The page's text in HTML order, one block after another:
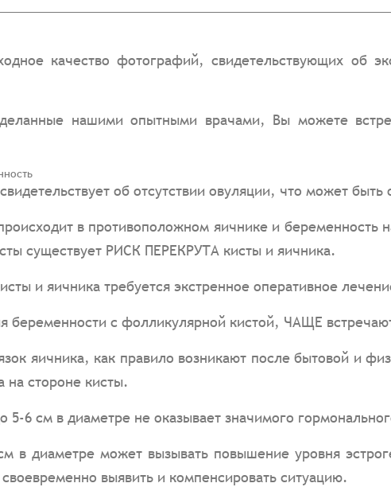
качество фотографий, свидетельствующих об
нашими опытными врачами, Вы можете
об отсутствии овуляции, что может быть
в противоположном яичнике и
существует РИСК ПЕРЕКРУТА кисты и яичника.
и яичника требуется экстренное оперативное
беременности с фолликулярной кистой, ЧАЩЕ
яичника, как правило возникают после бытовой и
стороне кисты.
5-6 см в диаметре не оказывает значимого
в диаметре может вызывать повышение уровня
выявить и компенсировать ситуацию.